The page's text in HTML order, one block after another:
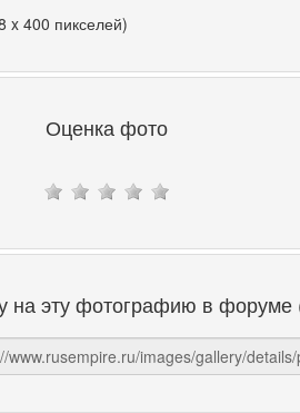
x 400 пикселей)
Оценка фото
на эту фотографию в форуме